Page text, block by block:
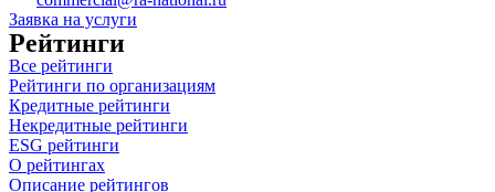
Заявка на услуги
Рейтинги
Все рейтинги
Рейтинги по организациям
Кредитные рейтинги
Некредитные рейтинги
ESG рейтинги
О рейтингах
Описание рейтингов